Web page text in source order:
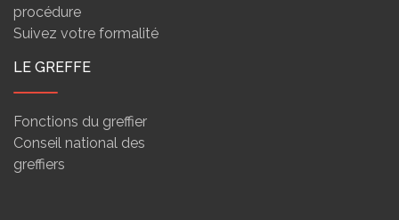
procédure
Suivez votre formalité
LE GREFFE
Fonctions du greffier
Conseil national des
greffiers